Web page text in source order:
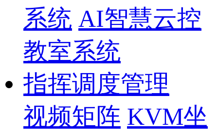
系统 AI智慧云控
教室系统
指挥调度管理
视频矩阵 KVM坐